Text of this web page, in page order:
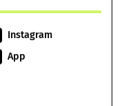
Instagram
App